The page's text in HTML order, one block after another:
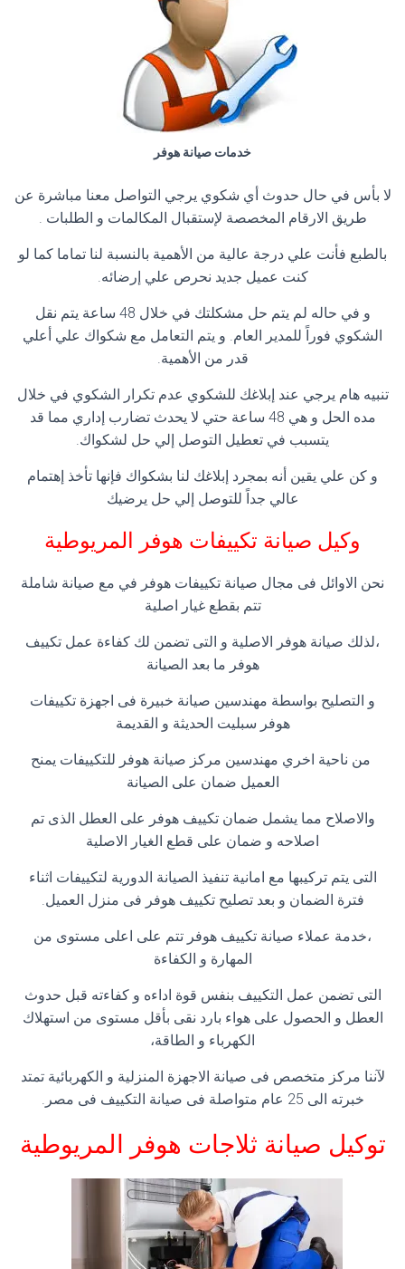
خدمات صيانة هوفر
لا بأس في حال حدوث أي شكوي يرجي التواصل معنا مباشرة عن
طريق الارقام المخصصة لإستقبال المكالمات و الطلبات .
بالطبع فأنت علي درجة عالية من الأهمية بالنسبة لنا تماما كما لو
كنت عميل جديد نحرص علي إرضائه.
و في حاله لم يتم حل مشكلتك في خلال 48 ساعة يتم نقل
الشكوي فوراً للمدير العام. و يتم التعامل مع شكواك علي أعلي
قدر من الأهمية.
تنبيه هام يرجي عند إبلاغك للشكوي عدم تكرار الشكوي في خلال
مده الحل و هي 48 ساعة حتي لا يحدث تضارب إداري مما قد
يتسبب في تعطيل التوصل إلي حل لشكواك.
و كن علي يقين أنه بمجرد إبلاغك لنا بشكواك فإنها تأخذ إهتمام
عالي جداً للتوصل إلي حل يرضيك
وكيل صيانة تكييفات هوفر المريوطية
نحن الاوائل فى مجال صيانة تكييفات هوفر في مع صيانة شاملة
تتم بقطع غيار اصلية
،لذلك صيانة هوفر الاصلية و التى تضمن لك كفاءة عمل تكييف
هوفر ما بعد الصيانة
و التصليح بواسطة مهندسين صيانة خبيرة فى اجهزة تكييفات
هوفر سبليت الحديثة و القديمة
من ناحية اخري مهندسين مركز صيانة هوفر للتكييفات يمنح
العميل ضمان على الصيانة
والاصلاح مما يشمل ضمان تكييف هوفر على العطل الذى تم
اصلاحه و ضمان على قطع الغيار الاصلية
التى يتم تركيبها مع امانية تنفيذ الصيانة الدورية لتكييفات اثناء
فترة الضمان و بعد تصليح تكييف هوفر فى منزل العميل.
،خدمة عملاء صيانة تكييف هوفر تتم على اعلى مستوى من
المهارة و الكفاءة
التى تضمن عمل التكييف بنفس قوة اداءه و كفاءته قبل حدوث
العطل و الحصول على هواء بارد نقى بأقل مستوى من استهلاك
الكهرباء و الطاقة،
لآننا مركز متخصص فى صيانة الاجهزة المنزلية و الكهربائية تمتد
خبرته الى 25 عام متواصلة فى صيانة التكييف فى مصر.
توكيل صيانة ثلاجات هوفر المريوطية